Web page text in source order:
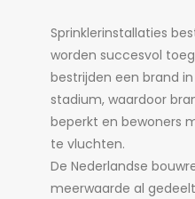
Sprinklerinstallaties
worden succesvol
bestrijden een brand
stadium, waardoor
beperkt en bewoners
te vluchten.
De Nederlandse
meerwaarde al